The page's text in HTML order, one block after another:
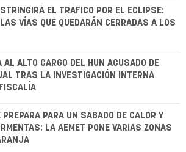
EL TRÁFICO POR EL ECLIPSE:
VÍAS QUE QUEDARÁN CERRADAS A LOS
AL ALTO CARGO DEL HUN ACUSADO DE
TRAS LA INVESTIGACIÓN INTERNA
PREPARA PARA UN SÁBADO DE CALOR Y
LA AEMET PONE VARIAS ZONAS